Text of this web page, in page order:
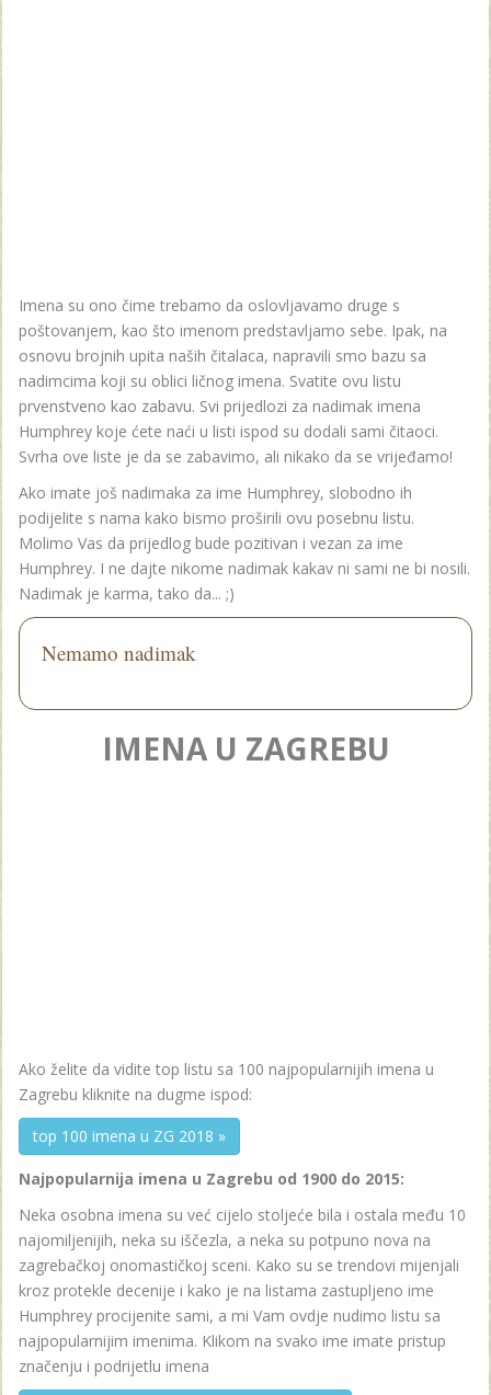
Imena su ono čime trebamo da oslovljavamo druge s
poštovanjem, kao što imenom predstavljamo sebe. Ipak, na
osnovu brojnih upita naših čitalaca, napravili smo bazu sa
nadimcima koji su oblici ličnog imena. Svatite ovu listu
prvenstveno kao zabavu. Svi prijedlozi za nadimak imena
Humphrey koje ćete naći u listi ispod su dodali sami čitaoci.
Svrha ove liste je da se zabavimo, ali nikako da se vrijeđamo!
Ako imate još nadimaka za ime Humphrey, slobodno ih
podijelite s nama kako bismo proširili ovu posebnu listu.
Molimo Vas da prijedlog bude pozitivan i vezan za ime
Humphrey. I ne dajte nikome nadimak kakav ni sami ne bi nosili.
Nadimak je karma, tako da... ;)
Nemamo nadimak
IMENA U ZAGREBU
Ako želite da vidite top listu sa 100 najpopularnijih imena u
Zagrebu kliknite na dugme ispod:
top 100 imena u ZG 2018 »
Najpopularnija imena u Zagrebu od 1900 do 2015:
Neka osobna imena su već cijelo stoljeće bila i ostala među 10
najomiljenijih, neka su iščezla, a neka su potpuno nova na
zagrebačkoj onomastičkoj sceni. Kako su se trendovi mijenjali
kroz protekle decenije i kako je na listama zastupljeno ime
Humphrey procijenite sami, a mi Vam ovdje nudimo listu sa
najpopularnijim imenima. Klikom na svako ime imate pristup
značenju i podrijetlu imena